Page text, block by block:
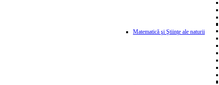
Matematică şi Ştiinţe ale naturii